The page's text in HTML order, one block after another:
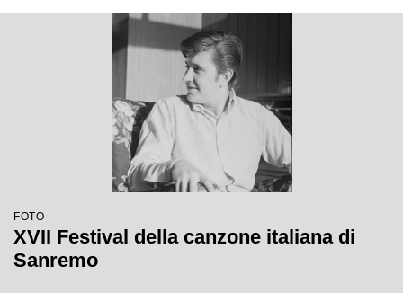
FOTO
XVII Festival della canzone italiana di
Sanremo